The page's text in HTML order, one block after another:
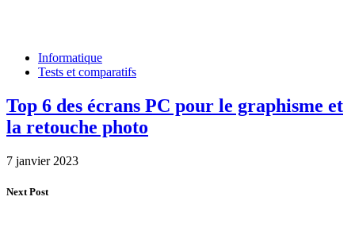
Informatique
Tests et comparatifs
Top 6 des écrans PC pour le graphisme et
la retouche photo
7 janvier 2023
Next Post